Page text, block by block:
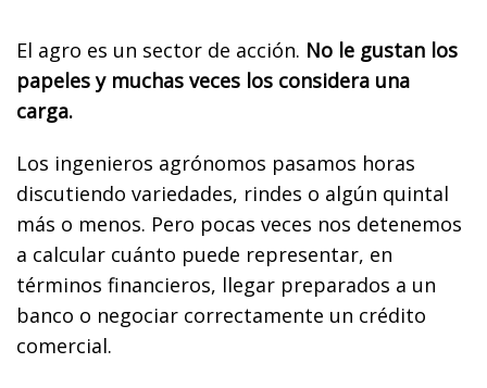
El agro es un sector de acción. No le gustan los
papeles y muchas veces los considera una
carga.
Los ingenieros agrónomos pasamos horas
discutiendo variedades, rindes o algún quintal
más o menos. Pero pocas veces nos detenemos
a calcular cuánto puede representar, en
términos financieros, llegar preparados a un
banco o negociar correctamente un crédito
comercial.